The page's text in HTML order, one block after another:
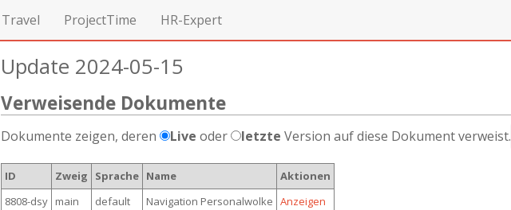
Travel ProjectTime HR-Expert
Update 2024-05-15
Verweisende Dokumente
Dokumente zeigen, deren Live oder letzte Version auf diese Dokument verweist.
ID Zweig Sprache Name
Aktionen
8808-dsy main default Navigation Personalwolke Anzeigen